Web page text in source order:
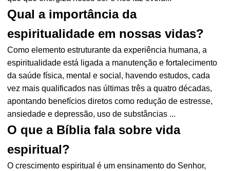
Qual a importância da
espiritualidade em nossas vidas?
Como elemento estruturante da experiência humana, a
espiritualidade está ligada a manutenção e fortalecimento
da saúde física, mental e social, havendo estudos, cada
vez mais qualificados nas últimas três a quatro décadas,
apontando benefícios diretos como redução de estresse,
ansiedade e depressão, uso de substâncias ...
O que a Bíblia fala sobre vida
espiritual?
O crescimento espiritual é um ensinamento do Senhor,